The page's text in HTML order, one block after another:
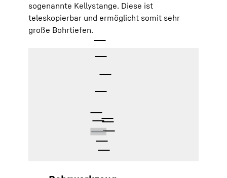
sogenannte Kellystange. Diese ist
teleskopierbar und ermöglicht somit sehr
große Bohrtiefen.